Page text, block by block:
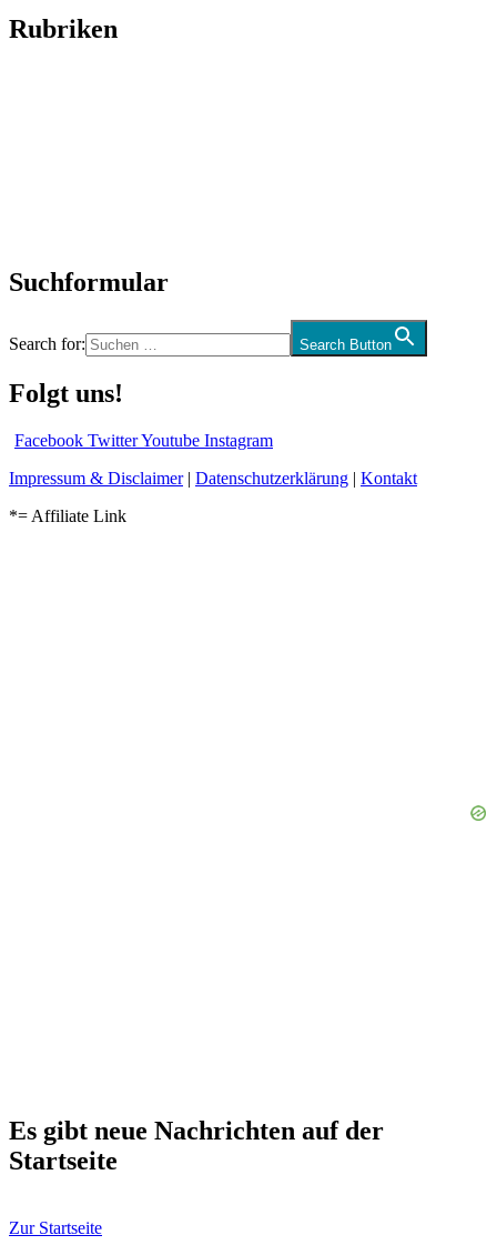
Rubriken
Suchformular
Search for: Search Button
Folgt uns!
Facebook TwitterYoutube Instagram
Impressum & Disclaimer| Datenschutzerklärung | Kontakt
*= Affiliate Link
Es gibt neue Nachrichten auf der
Startseite
Zur Startseite